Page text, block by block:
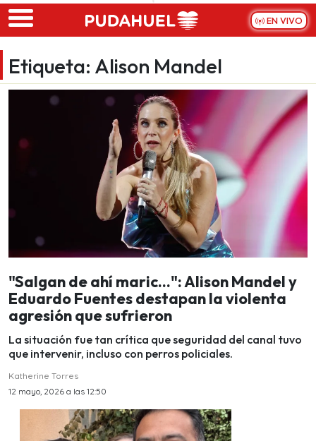
Skip to main content
EN VIVO
Etiqueta: Alison Mandel
"Salgan de ahí maric...": Alison Mandel y
Eduardo Fuentes destapan la violenta
agresión que sufrieron
La situación fue tan crítica que seguridad del canal tuvo
que intervenir, incluso con perros policiales.
Katherine Torres
12 mayo, 2026 a las 12:50